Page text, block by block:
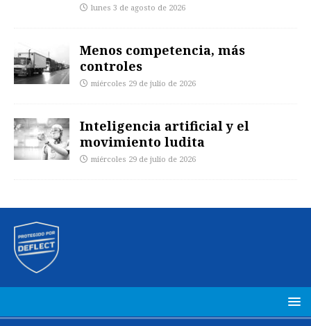
lunes 3 de agosto de 2026
Menos competencia, más
controles
miércoles 29 de julio de 2026
Inteligencia artificial y el
movimiento ludita
miércoles 29 de julio de 2026